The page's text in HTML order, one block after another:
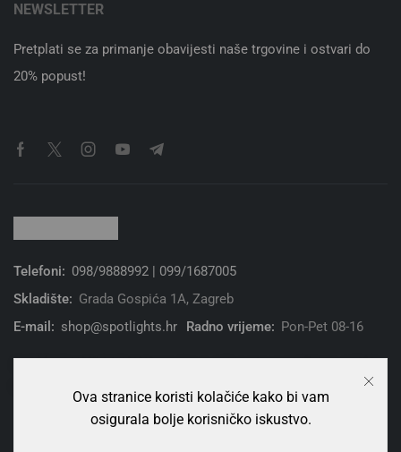
Ova stranice koristi kolačiće kako bi vam
osigurala bolje korisničko iskustvo.
NEWSLETTER
Pretplati se za primanje obavijesti naše trgovine i ostvari do
20% popust!
Telefoni: 098/9888992 | 099/1687005
Skladište: Grada Gospića 1A, Zagreb
E-mail: shop@spotlights.hr Radno vrijeme: Pon-Pet 08-16
trgovinu pokreće hrvatska tvrtka za web hosting